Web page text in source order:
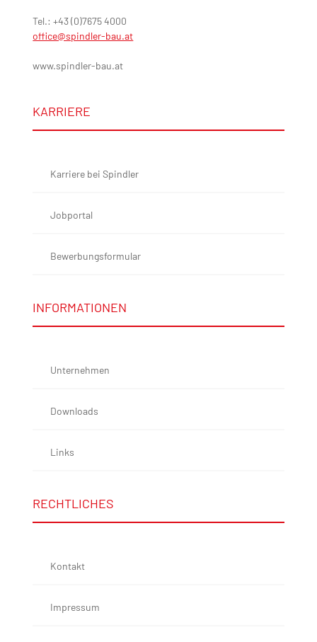
Tel.: +43 (0)7675 4000
office@spindler-bau.at
www.spindler-bau.at
KARRIERE
Karriere bei Spindler
Jobportal
Bewerbungsformular
INFORMATIONEN
Unternehmen
Downloads
Links
RECHTLICHES
Kontakt
Impressum